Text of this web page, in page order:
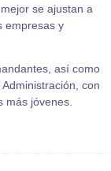
se ajustan a
empresas y
así como
con
más jóvenes.